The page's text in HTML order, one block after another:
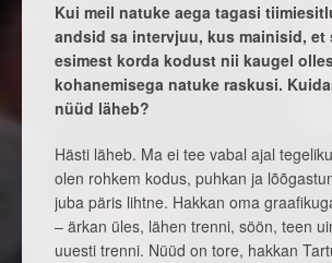
Kui meil natuke aega tagasi
andsid sa intervjuu, kus mainisid, et
esimest korda kodust nii kaugel
kohanemisega natuke raskusi.
nüüd läheb?
Hästi läheb. Ma ei tee vabal ajal
olen rohkem kodus, puhkan ja
juba päris lihtne. Hakkan oma
– ärkan üles, lähen trenni, söön, teen
uuesti trenni. Nüüd on tore, hakkan